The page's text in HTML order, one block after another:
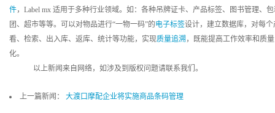
件，Label mx 适用于多种行业领域。如：各种吊牌证卡、产品标签、图书管理、
团、超市等等。可以对物品进行“一物一码”的电子标签设计，建立数据库，对每
看、检索、出入库、返库、统计等功能，实现质量追溯 ，既能提高工作效率和质
化。
以上新闻来自网络，如涉及到版权问题请联系我们。
上一篇新闻： 大渡口摩配企业将实施商品条码管理